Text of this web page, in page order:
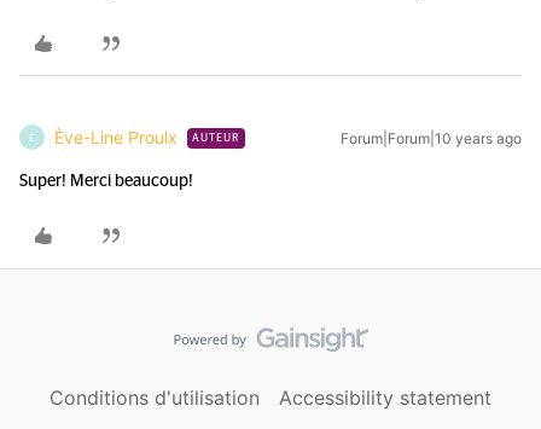
È Ève-Line Proulx AUTEUR Forum|Forum|10 years ago
Super! Merci beaucoup!
Conditions d'utilisation Accessibility statement